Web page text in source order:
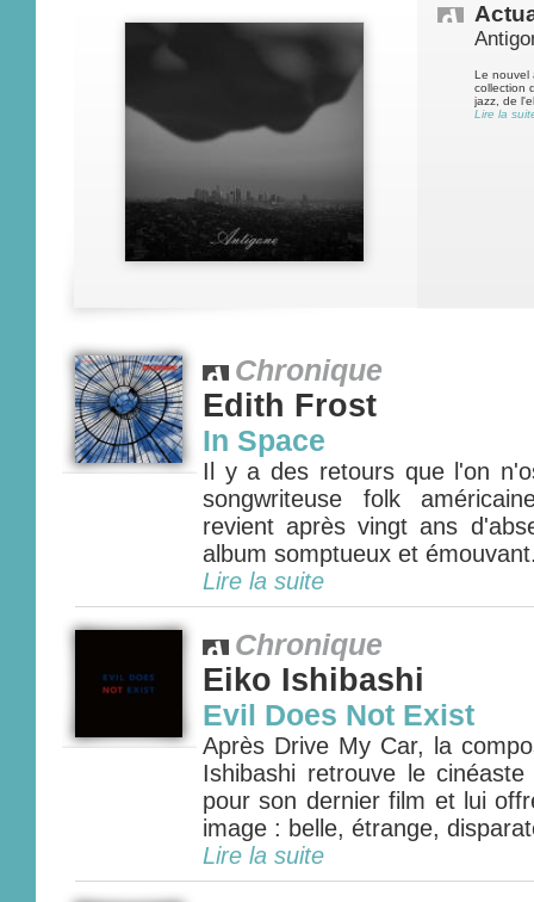
Le nouvel
collection
jazz, de
Lire la
Chronique
Edith Frost
In Space
Il y a des retours que l'on
songwriteuse folk
revient après vingt ans
album somptueux et
Lire la suite
Chronique
Eiko Ishibashi
Evil Does Not Exist
Après Drive My Car, la
Ishibashi retrouve le
pour son dernier film et lui
image : belle, étrange,
Lire la suite